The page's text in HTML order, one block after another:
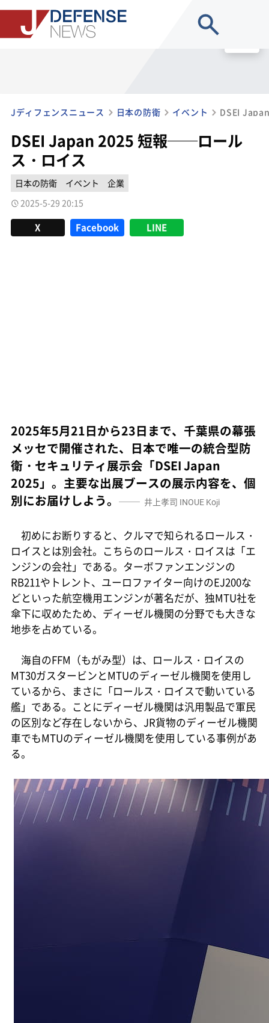
Jディフェンスニュース 日本の防衛 イベント DSEI
DSEI Japan 2025 短報──ロール
ス・ロイス
日本の防衛 イベント
企業
2025-5-29 20:15
X Facebook LINE
2025年5月21日から23日まで、千葉県の幕張
メッセで開催された、日本で唯一の統合型防
衛・セキュリティ展示会「DSEI Japan
2025」。主要な出展ブースの展示内容を、個
別にお届けしよう。
井上孝司 INOUE Koji
初めにお断りすると、クルマで知られるロールス・
ロイスとは別会社。こちらのロールス・ロイスは「エ
ンジンの会社」である。ターボファンエンジンの
RB211やトレント、ユーロファイター向けのEJ200な
どといった航空機用エンジンが著名だが、独MTU社を
傘下に収めたため、ディーゼル機関の分野でも大きな
地歩を占めている。
海自のFFM（もがみ型）は、ロールス・ロイスの
MT30ガスタービンとMTUのディーゼル機関を使用し
ているから、まさに「ロールス・ロイスで動いている
艦」である。ことにディーゼル機関は汎用製品で軍民
の区別など存在しないから、JR貨物のディーゼル機関
車でもMTUのディーゼル機関を使用している事例があ
る。